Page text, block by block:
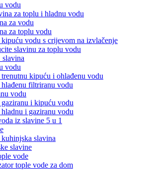
vodu
za toplu i hladnu vodu
za vodu
za toplu vodu
kipuću vodu s crijevom na izvlačenje
slavinu za toplu vodu
slavina
vodu
trenutnu kipuću i ohlađenu vodu
hlađenu filtriranu vodu
vodu
gaziranu i kipuću vodu
hladnu i gaziranu vodu
iz slavine 5 u 1
kuhinjska slavina
slavine
vode
tople vode za dom